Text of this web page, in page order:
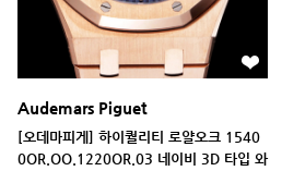
Audemars Piguet